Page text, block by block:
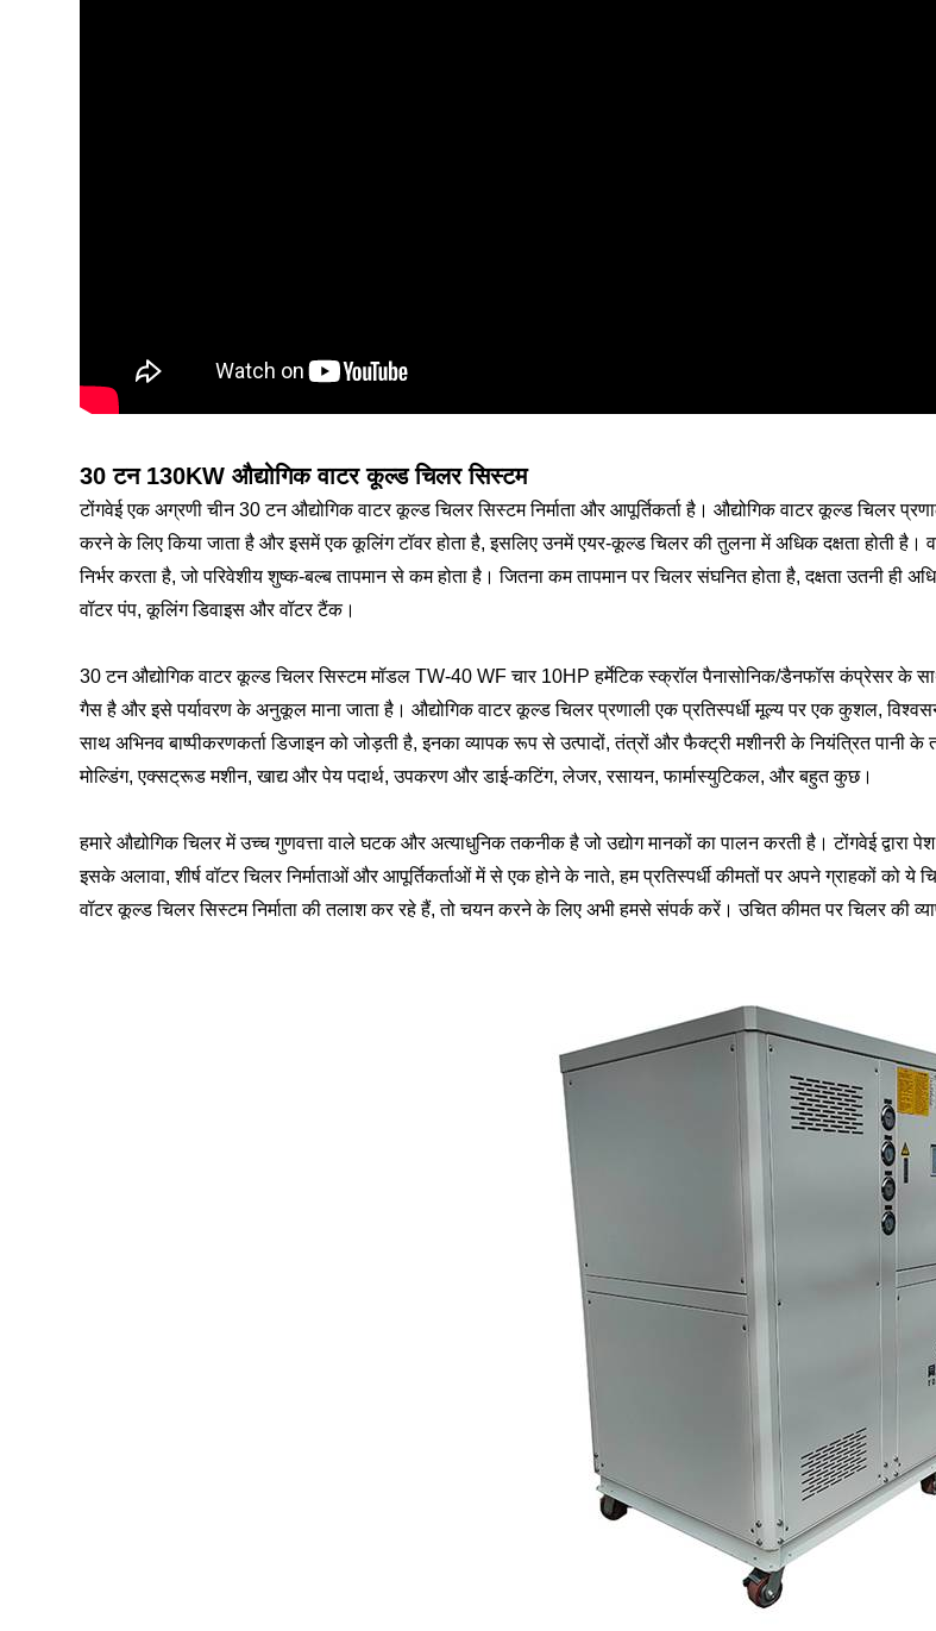
30 टन 130KW औद्योगिक वाटर कूल्ड चिलर सिस्टम
टोंगवेई एक अग्रणी चीन 30 टन औद्योगिक वाटर कूल्ड चिलर सिस्टम निर्माता और आपूर्तिकर्ता है। औद्योगिक वाटर कूल्ड चिलर
करने के लिए किया जाता है और इसमें एक कूलिंग टॉवर होता है, इसलिए उनमें एयर-कूल्ड चिलर की तुलना में अधिक दक्षता होती
निर्भर करता है, जो परिवेशीय शुष्क-बल्ब तापमान से कम होता है। जितना कम तापमान पर चिलर संघनित होता है, दक्षता उतनी
वॉटर पंप, कूलिंग डिवाइस और वॉटर टैंक।
30 टन औद्योगिक वाटर कूल्ड चिलर सिस्टम मॉडल TW-40 WF चार 10HP हर्मेटिक स्क्रॉल पैनासोनिक/डैनफॉस कंप्रेसर
गैस है और इसे पर्यावरण के अनुकूल माना जाता है। औद्योगिक वाटर कूल्ड चिलर प्रणाली एक प्रतिस्पर्धी मूल्य पर एक कुशल,
साथ अभिनव बाष्पीकरणकर्ता डिजाइन को जोड़ती है, इनका व्यापक रूप से उत्पादों, तंत्रों और फैक्ट्री मशीनरी के नियंत्रित
मोल्डिंग, एक्सट्रूड मशीन, खाद्य और पेय पदार्थ, उपकरण और डाई-कटिंग, लेजर, रसायन, फार्मास्युटिकल, और बहुत कुछ।
हमारे औद्योगिक चिलर में उच्च गुणवत्ता वाले घटक और अत्याधुनिक तकनीक है जो उद्योग मानकों का पालन करती है। टोंगवेई
इसके अलावा, शीर्ष वॉटर चिलर निर्माताओं और आपूर्तिकर्ताओं में से एक होने के नाते, हम प्रतिस्पर्धी कीमतों पर अपने ग्राहकों को
वॉटर कूल्ड चिलर सिस्टम निर्माता की तलाश कर रहे हैं, तो चयन करने के लिए अभी हमसे संपर्क करें। उचित कीमत पर चिलर की